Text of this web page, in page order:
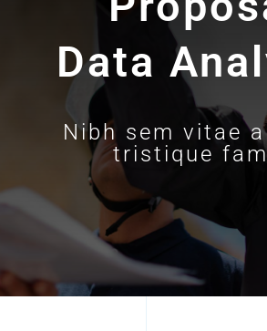
Data
Nibh sem vitae
tristique